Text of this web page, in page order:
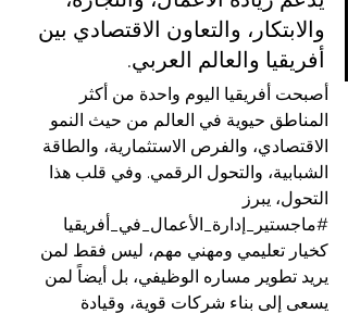
والابتكار، والتعاون الاقتصادي بين
أفريقيا والعالم العربي.
أصبحت أفريقيا اليوم واحدة من أكثر
المناطق حيوية في العالم من حيث النمو
الاقتصادي، والفرص الاستثمارية، والطاقة
الشبابية، والتحول الرقمي. وفي قلب هذا
التحول، يبرز
#ماجستير_إدارة_الأعمال_في_أفريقيا
كخيار تعليمي ومهني مهم، ليس فقط لمن
يريد تطوير مساره الوظيفي، بل أيضاً لمن
يسعى إلى بناء شركات قوية، وقيادة